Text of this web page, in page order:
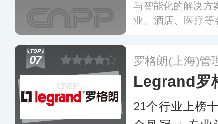
与智能化的解决方
业、酒店、医疗等
全屋智能体验。更
07 罗格朗(上海)管
Legrand罗
21个行业上榜